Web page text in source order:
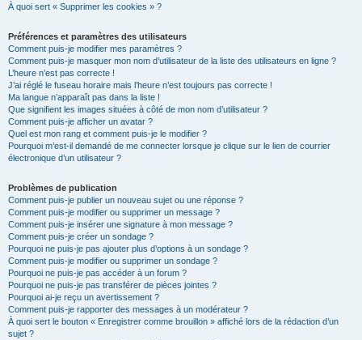
À quoi sert « Supprimer les cookies » ?
Préférences et paramètres des utilisateurs
Comment puis-je modifier mes paramètres ?
Comment puis-je masquer mon nom d’utilisateur de la liste des utilisateurs en ligne ?
L’heure n’est pas correcte !
J’ai réglé le fuseau horaire mais l’heure n’est toujours pas correcte !
Ma langue n’apparaît pas dans la liste !
Que signifient les images situées à côté de mon nom d’utilisateur ?
Comment puis-je afficher un avatar ?
Quel est mon rang et comment puis-je le modifier ?
Pourquoi m’est-il demandé de me connecter lorsque je clique sur le lien de courrier
électronique d’un utilisateur ?
Problèmes de publication
Comment puis-je publier un nouveau sujet ou une réponse ?
Comment puis-je modifier ou supprimer un message ?
Comment puis-je insérer une signature à mon message ?
Comment puis-je créer un sondage ?
Pourquoi ne puis-je pas ajouter plus d’options à un sondage ?
Comment puis-je modifier ou supprimer un sondage ?
Pourquoi ne puis-je pas accéder à un forum ?
Pourquoi ne puis-je pas transférer de pièces jointes ?
Pourquoi ai-je reçu un avertissement ?
Comment puis-je rapporter des messages à un modérateur ?
À quoi sert le bouton « Enregistrer comme brouillon » affiché lors de la rédaction d’un
sujet ?